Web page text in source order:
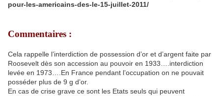
pour-les-americains-des-le-15-juillet-2011/
Commentaires :
Cela rappelle l’interdiction de possession d’or et d’argent faite par
Roosevelt dès son accession au pouvoir en 1933….interdiction
levée en 1973….En France pendant l’occupation on ne pouvait
posséder plus de 9 g d’or.
En cas de crise grave ce sont les Etats seuls qui peuvent